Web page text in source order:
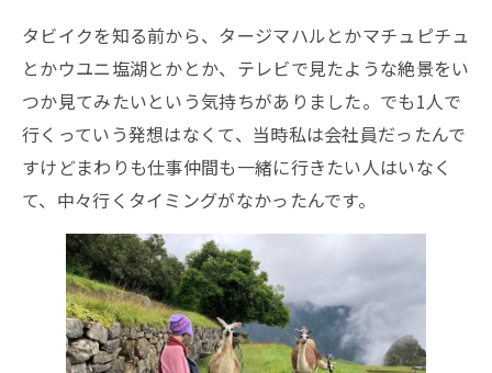
タビイクを知る前から、タージマハルとかマチュピチュ
とかウユニ塩湖とかとか、テレビで見たような絶景をい
つか見てみたいという気持ちがありました。でも1人で
行くっていう発想はなくて、当時私は会社員だったんで
すけどまわりも仕事仲間も一緒に行きたい人はいなく
て、中々行くタイミングがなかったんです。